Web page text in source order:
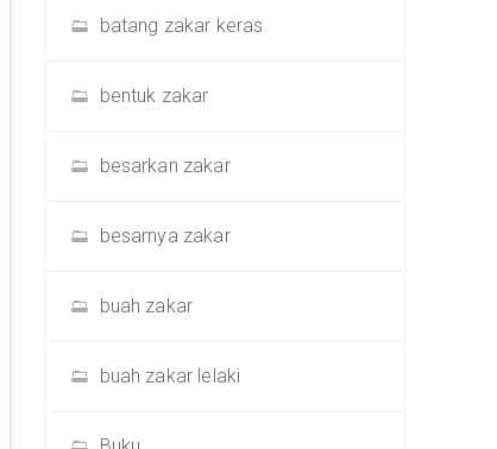
batang zakar keras
bentuk zakar
besarkan zakar
besarnya zakar
buah zakar
buah zakar lelaki